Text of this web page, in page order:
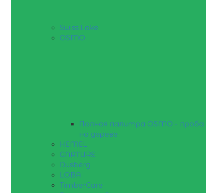
Swiss Lake
OSMO
Полная палитра OSMO - проба
на дереве
HEMEL
GNATURE
Dusberg
LOBA
TimberCare